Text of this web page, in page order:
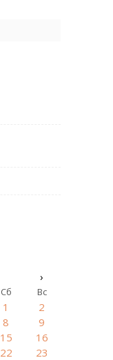
›
Сб Вс
1
2
8
9
15
16
22
23